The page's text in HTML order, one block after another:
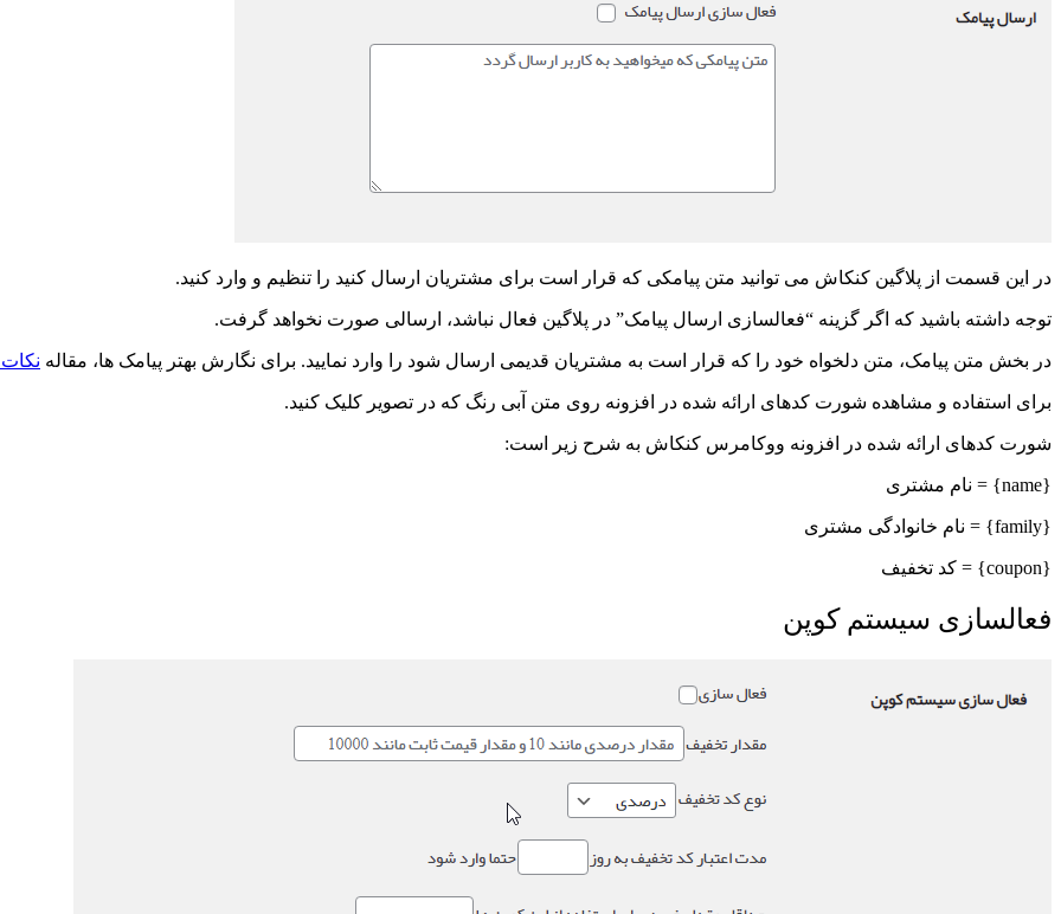
در این قسمت از پلاگین کنکاش می توانید متن پیامکی که قرار است برای مشتریان ارسال کنید را تنظیم و وارد کنید.
توجه داشته باشید که اگر گزینه “فعالسازی ارسال پیامک” در پلاگین فعال نباشد، ارسالی صورت نخواهد گرفت.
در بخش متن پیامک، متن دلخواه خود را که قرار است به مشتریان قدیمی ارسال شود را وارد نمایید. برای نگارش بهتر پیامک ها، مقاله
برای استفاده و مشاهده شورت کدهای ارائه شده در افزونه روی متن آبی رنگ که در تصویر کلیک کنید.
شورت کدهای ارائه شده در افزونه ووکامرس کنکاش به شرح زیر است:
{name} = نام مشتری
{family} = نام خانوادگی مشتری
{coupon} = کد تخفیف
فعالسازی سیستم کوپن